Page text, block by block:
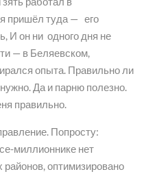
я пришёл туда — его
И он ни одного дня не
— в Беляевском,
опыта. Правильно ли
Да и парню полезно.
правильно.
Попросту:
миллионнике нет
оптимизировано